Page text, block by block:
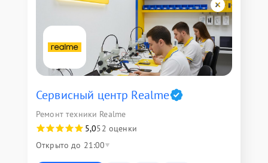
Сервисный центр Realme
Ремонт техники Realme
5,052 оценки
Открыто до 21:00